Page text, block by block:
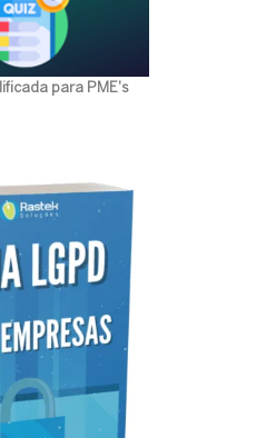
para PME's